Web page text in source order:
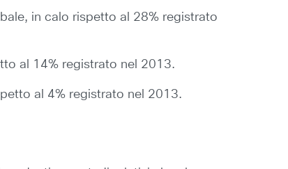
in calo rispetto al 28% registrato
al 14% registrato nel 2013.
al 4% registrato nel 2013.